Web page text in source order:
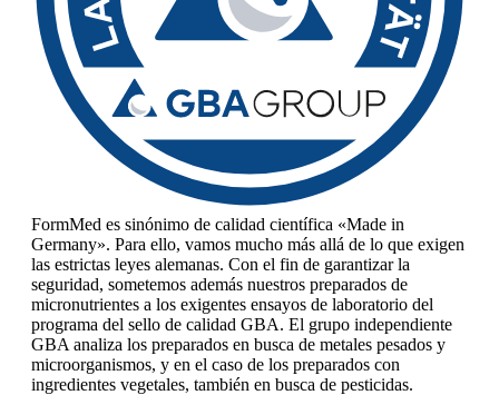
FormMed es sinónimo de calidad científica «Made in
Germany». Para ello, vamos mucho más allá de lo que exigen
las estrictas leyes alemanas. Con el fin de garantizar la
seguridad, sometemos además nuestros preparados de
micronutrientes a los exigentes ensayos de laboratorio del
programa del sello de calidad GBA. El grupo independiente
GBA analiza los preparados en busca de metales pesados y
microorganismos, y en el caso de los preparados con
ingredientes vegetales, también en busca de pesticidas.